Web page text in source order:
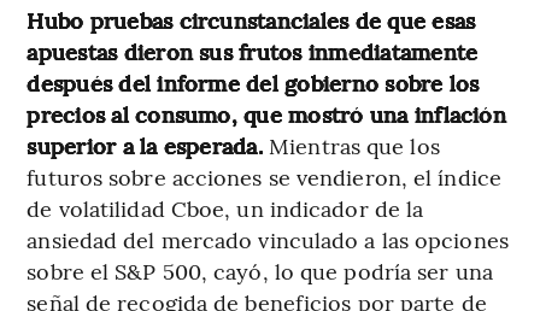
Hubo pruebas circunstanciales de que esas
apuestas dieron sus frutos inmediatamente
después del informe del gobierno sobre los
precios al consumo, que mostró una inflación
superior a la esperada. Mientras que los
futuros sobre acciones se vendieron, el índice
de volatilidad Cboe, un indicador de la
ansiedad del mercado vinculado a las opciones
sobre el S&P 500, cayó, lo que podría ser una
señal de recogida de beneficios por parte de